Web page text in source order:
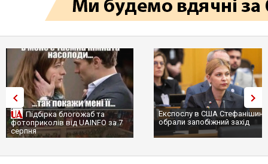
Підбірка блогожаб та
фотоприколів від UAINFO за 7
серпня
Експослу в США
обрали запобіжний захід